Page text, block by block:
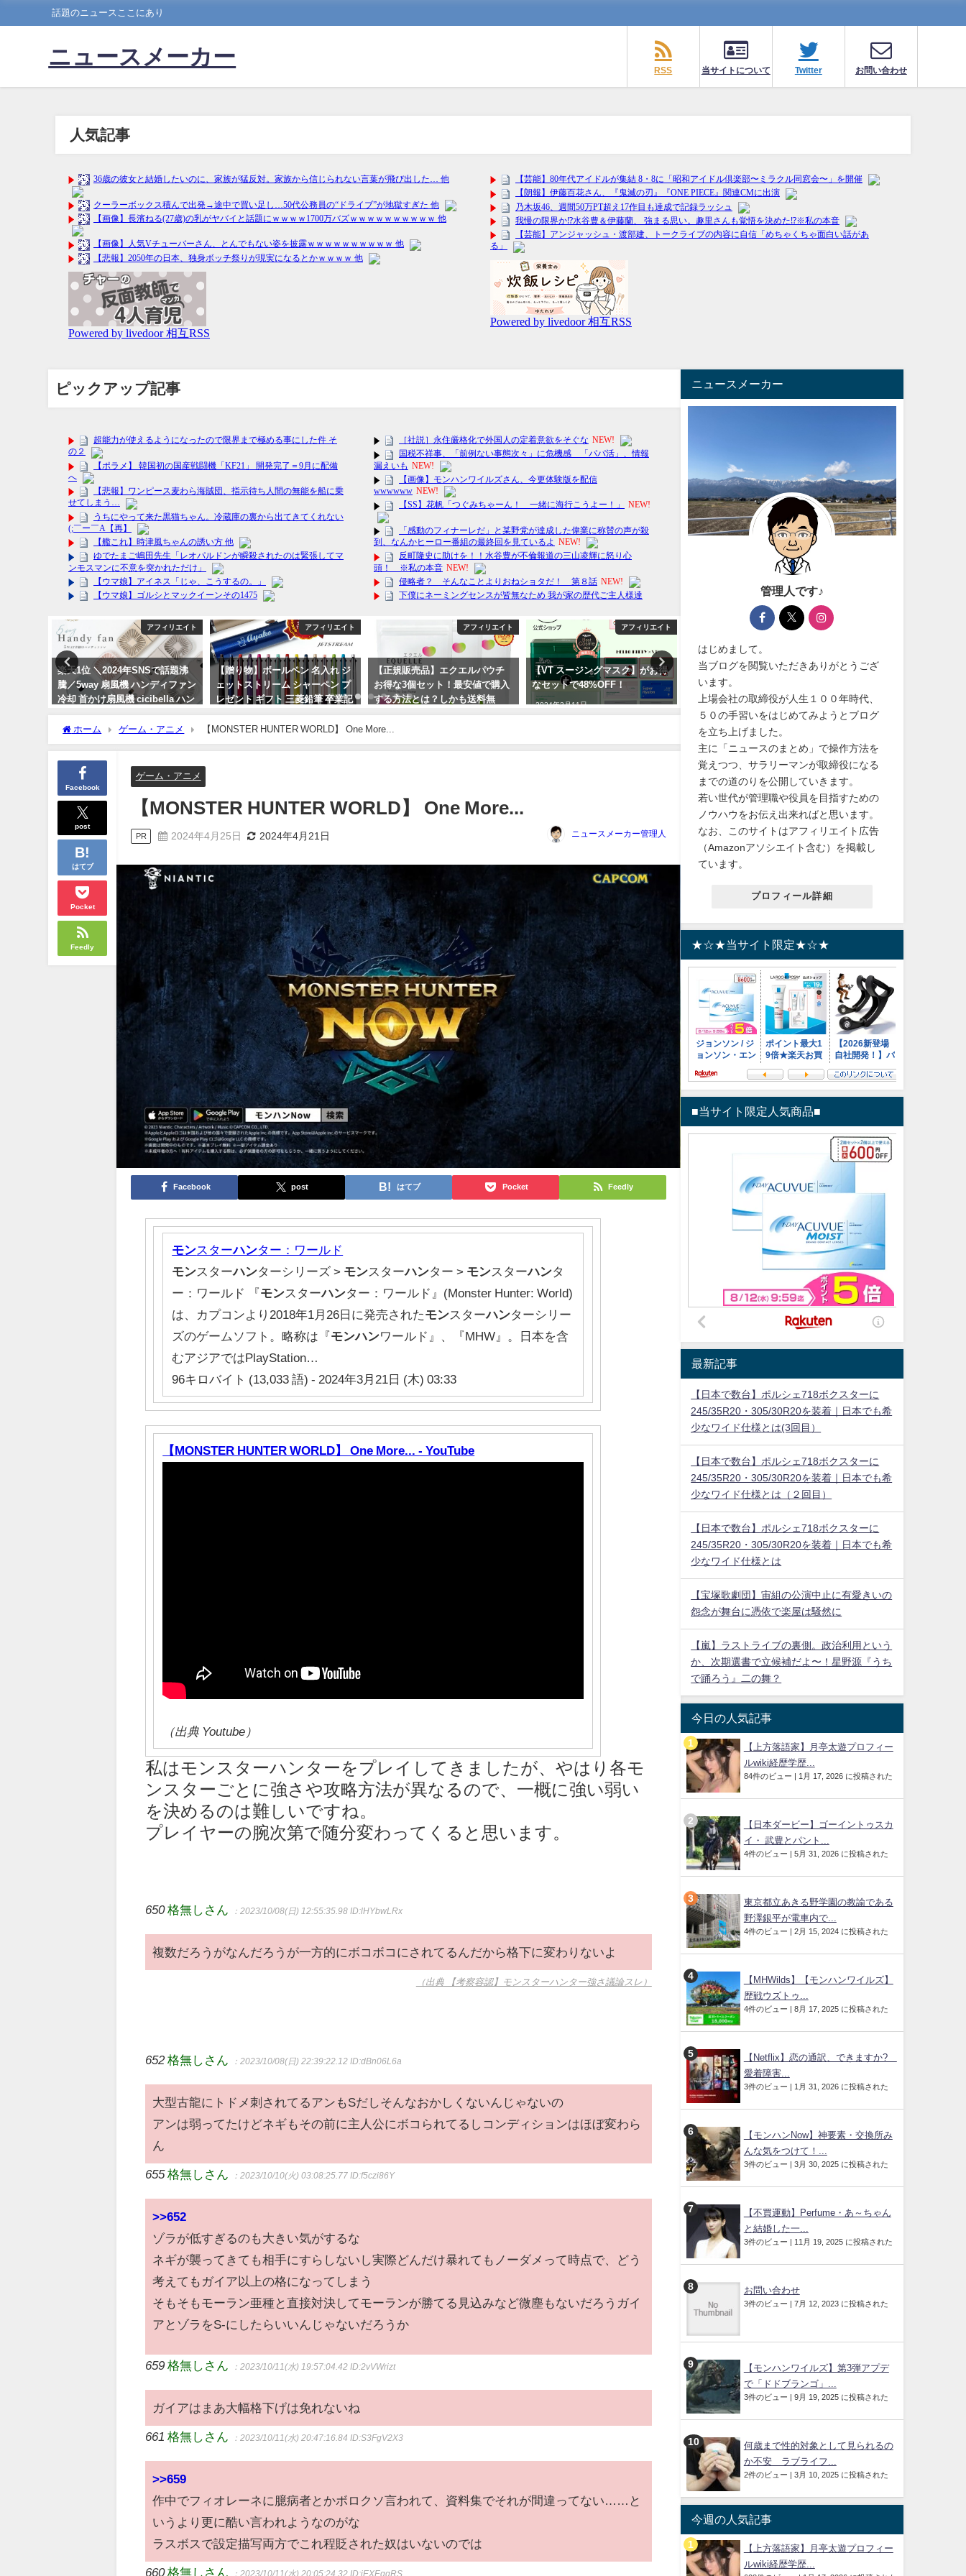
話題のニュースここにあり
ニュースメーカー
RSS 当サイトについて Twitter お問い合わせ
人気記事
ピックアップ記事
アフィリエイト
【贈り物】ボールペン 名入れ ジ
ェットストリーム シャーペン プ
レゼント ギフト 三菱鉛筆 卒業記
念品
2024年3月15日
アフィリエイト
【正規販売品】エクエルパウチ
お得な3個セット！最安値で購入
する方法とは？しかも送料無
料！
2024年2月18日
アフィリエイト
【VT スージングマスク】がお得
なセットで48%OFF！
2024年3月11日
芸能・エンタメ
【自粛】「有愛きい vs 天彩峰
里」について、すみれコードを
遵守するファンは複雑な心境。
過去にも元HKT48岡田栞奈が宝
フルボッコにされています！
芸能・エンタメ
【注目！】宝塚歌劇団 10月8日13
時半より3局で生放送決定！
2023年10月6日
【楽天レビューが凄い！】
は？もちろん送料無料！
2024年2月14日
ホーム ゲーム・アニメ 【MONSTER HUNTER WORLD】 One More...
Facebook
post
はてブ
Pocket
Feedly
ゲーム・アニメ
【MONSTER HUNTER WORLD】 One More...
PR 2024年4月25日 2024年4月21日 ニュースメーカー管理人
Facebook post はてブ Pocket Feedly
モンスターハンター：ワールド
モンスターハンターシリーズ > モンスターハンター > モンスターハンタ
ー：ワールド 『モンスターハンター：ワールド』(Monster Hunter: World)
は、カプコンより2018年1月26日に発売されたモンスターハンターシリー
ズのゲームソフト。略称は『モンハンワールド』、『MHW』。日本を含
むアジアではPlayStation…
96キロバイト (13,033 語) - 2024年3月21日 (木) 03:33
【MONSTER HUNTER WORLD】 One More... - YouTube
（出典 Youtube）
私はモンスターハンターをプレイしてきましたが、やはり各モ
ンスターごとに強さや攻略方法が異なるので、一概に強い弱い
を決めるのは難しいですね。
プレイヤーの腕次第で随分変わってくると思います。
650 格無しさん ：2023/10/08(日) 12:55:35.98ID:lHYbwLRx
複数だろうがなんだろうが一方的にボコボコにされてるんだから格下に変わりないよ
（出典 【考察容認】モンスターハンター強さ議論スレ）
652 格無しさん ：2023/10/08(日) 22:39:22.12ID:dBn06L6a
大型古龍にトドメ刺されてるアンもSだしそんなおかしくないんじゃないの
アンは弱ってたけどネギもその前に主人公にボコられてるしコンディションはほぼ変わら
ん
655 格無しさん ：2023/10/10(火) 03:08:25.77ID:f5czi86Y
>>652
ゾラが低すぎるのも大きい気がするな
ネギが襲ってきても相手にすらしないし実際どんだけ暴れてもノーダメって時点で、どう
考えてもガイア以上の格になってしまう
そもそもモーラン亜種と直接対決してモーランが勝てる見込みなど微塵もないだろうガイ
アとゾラをS-にしたらいいんじゃないだろうか
659 格無しさん ：2023/10/11(水) 19:57:04.42ID:2vVWrizt
ガイアはまあ大幅格下げは免れないね
661 格無しさん ：2023/10/11(水) 20:47:16.84ID:S3FgV2X3
>>659
作中でフィオレーネに臆病者とかボロクソ言われて、資料集でそれが間違ってない……と
いうより更に酷い言われようなのがな
ラスボスで設定描写両方でこれ程貶された奴はいないのでは
660 格無しさん ：2023/10/11(水) 20:05:24.32ID:iEXEggRS
ニュースメーカー
管理人です♪
はじめまして。
当ブログを閲覧いただきありがとうござ
います。
上場会社の取締役が人生１００年時代、
５０の手習いをはじめてみようとブログ
を立ち上げました。
主に「ニュースのまとめ」で操作方法を
覚えつつ、サラリーマンが取締役になる
までの道のりを公開していきます。
若い世代が管理職や役員を目指すための
ノウハウをお伝え出来ればと思います。
なお、このサイトはアフィリエイト広告
（Amazonアソシエイト含む）を掲載し
ています。
プロフィール詳細
★☆★当サイト限定★☆★
■当サイト限定人気商品■
最新記事
【日本で数台】ポルシェ718ボクスターに
245/35R20・305/30R20を装着｜日本でも希
少なワイド仕様とは(3回目）
【日本で数台】ポルシェ718ボクスターに
245/35R20・305/30R20を装着｜日本でも希
少なワイド仕様とは（２回目）
【日本で数台】ポルシェ718ボクスターに
245/35R20・305/30R20を装着｜日本でも希
少なワイド仕様とは
【宝塚歌劇団】宙組の公演中止に有愛きいの
怨念が舞台に憑依で楽屋は騒然に
【嵐】ラストライブの裏側。政治利用という
か、次期選書で立候補だよ〜！星野源『うち
で踊ろう』二の舞？
今日の人気記事
【上方落語家】月亭太遊プロフィー
ルwiki経歴学歴...
84件のビュー | 1月 17, 2026 に投稿された
【日本ダービー】ゴーイントゥスカ
イ・ 武豊とパント...
4件のビュー | 5月 31, 2026 に投稿された
東京都立あきる野学園の教諭である
野澤銀平が電車内で...
4件のビュー | 2月 15, 2024 に投稿された
【MHWilds】【モンハンワイルズ】
歴戦ウズトゥ...
4件のビュー | 8月 17, 2025 に投稿された
【Netflix】恋の通訳、できますか?
愛着障害...
3件のビュー | 1月 31, 2026 に投稿された
【モンハンNow】神要素・交換所み
んな気をつけて！...
3件のビュー | 3月 30, 2025 に投稿された
【不買運動】Perfume・あ～ちゃん
と結婚した一...
3件のビュー | 11月 19, 2025 に投稿された
お問い合わせ
3件のビュー | 7月 12, 2023 に投稿された
【モンハンワイルズ】第3弾アプデ
で「ドドブランゴ」...
3件のビュー | 9月 19, 2025 に投稿された
何歳まで性的対象として見られるの
か不安 ラブライフ...
2件のビュー | 3月 10, 2025 に投稿された
今週の人気記事
【上方落語家】月亭太遊プロフィー
ルwiki経歴学歴...